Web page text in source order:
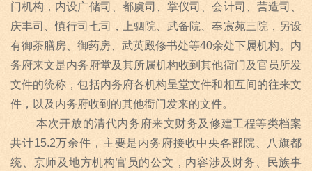
门机构，内设广储司、都虞司、掌仪司、会计司、营造司、
庆丰司、慎行司七司，上驷院、武备院、奉宸苑三院，另设
有御茶膳房、御药房、武英殿修书处等40余处下属机构。内
务府来文是内务府堂及其所属机构收到其他衙门及官员所发
文件的统称，包括内务府各机构呈堂文件和相互间的往来文
件，以及内务府收到的其他衙门发来的文件。
本次开放的清代内务府来文财务及修建工程等类档案
共计15.2万余件，主要是内务府接收中央各部院、八旗都
统、京师及地方机构官员的公文，内容涉及财务、民族事